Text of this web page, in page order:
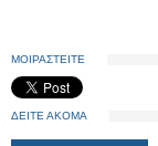
ΜΟΙΡΑΣΤΕΙΤΕ
ΔΕΙΤΕ ΑΚΟΜΑ